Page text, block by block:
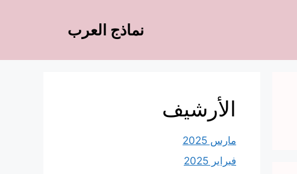
نماذج العرب
الأرشيف
مارس 2025
فبراير 2025